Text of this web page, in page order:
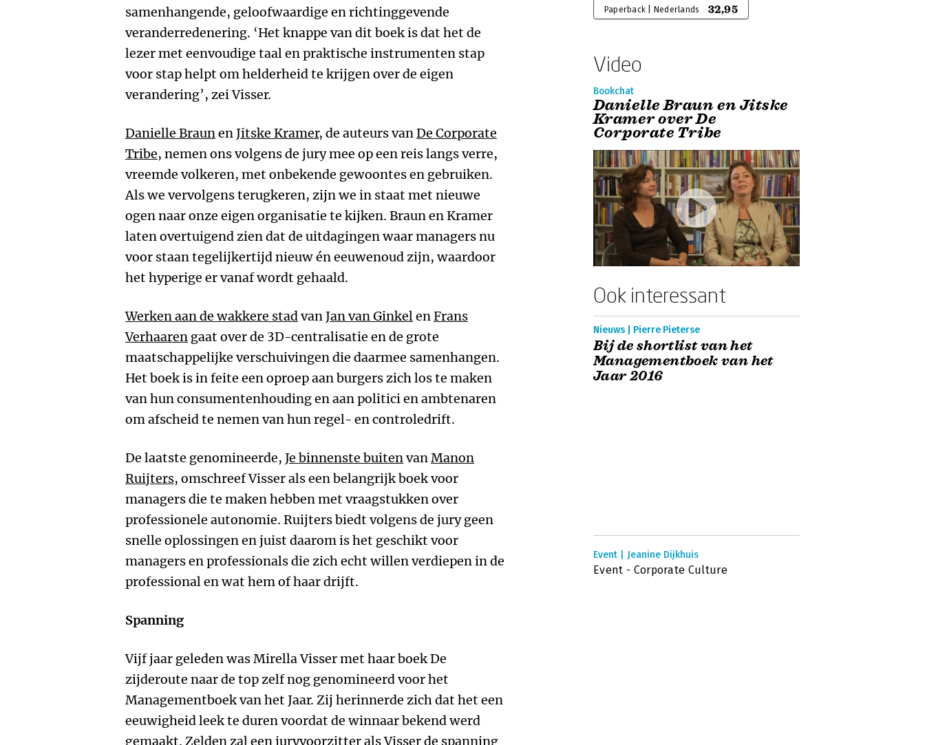
samenhangende, geloofwaardige en richtinggevende
veranderredenering. ‘Het knappe van dit boek is dat het de
lezer met eenvoudige taal en praktische instrumenten stap
voor stap helpt om helderheid te krijgen over de eigen
verandering’, zei Visser.
Danielle BraunenJitske Kramer, de auteurs vanDe Corporate
Tribe, nemen ons volgens de jury mee op een reis langs verre,
vreemde volkeren, met onbekende gewoontes en gebruiken.
Als we vervolgens terugkeren, zijn we in staat met nieuwe
ogen naar onze eigen organisatie te kijken. Braun en Kramer
laten overtuigend zien dat de uitdagingen waar managers nu
voor staan tegelijkertijd nieuw én eeuwenoud zijn, waardoor
het hyperige er vanaf wordt gehaald.
Werken aan de wakkere stadvanJan van GinkelenFrans
Verhaaren gaat over de 3D-centralisatie en de grote
maatschappelijke verschuivingen die daarmee samenhangen.
Het boek is in feite een oproep aan burgers zich los te maken
van hun consumentenhouding en aan politici en ambtenaren
om afscheid te nemen van hun regel- en controledrift.
De laatste genomineerde, Je binnenste buitenvanManon
Ruijters, omschreef Visser als een belangrijk boek voor
managers die te maken hebben met vraagstukken over
professionele autonomie. Ruijters biedt volgens de jury geen
snelle oplossingen en juist daarom is het geschikt voor
managers en professionals die zich echt willen verdiepen in de
professional en wat hem of haar drijft.
Spanning
Vijf jaar geleden was Mirella Visser met haar boek De
zijderoute naar de top zelf nog genomineerd voor het
Managementboek van het Jaar. Zij herinnerde zich dat het een
eeuwigheid leek te duren voordat de winnaar bekend werd
gemaakt. Zelden zal een juryvoorzitter als Visser de spanning
Paperback | Nederlands 32,95
Video
Bookchat
Danielle Braun en Jitske
Kramer over De
Corporate Tribe
Ook interessant
Nieuws | Pierre Pieterse
Bij de shortlist van het
Managementboek van het
Jaar 2016
Event | Jeanine Dijkhuis
Event - Corporate Culture